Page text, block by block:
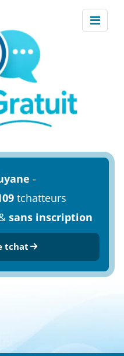
-
tchatteurs
sans inscription
tchat